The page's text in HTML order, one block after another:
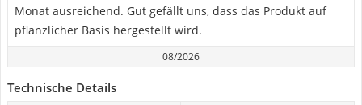
Monat ausreichend. Gut gefällt uns, dass das Produkt auf
pflanzlicher Basis hergestellt wird.
08/2026
Technische Details